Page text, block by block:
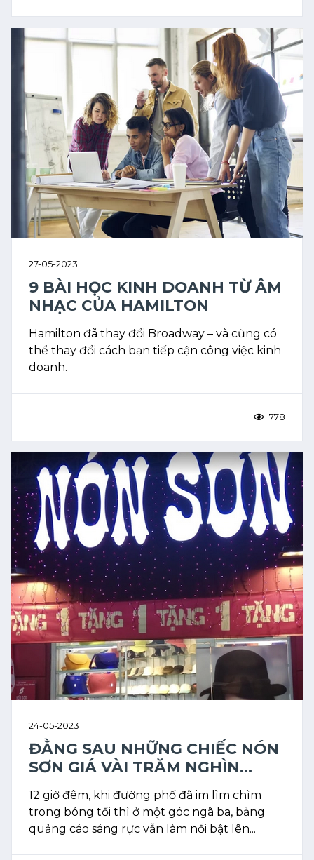
27-05-2023
9 BÀI HỌC KINH DOANH TỪ ÂM
NHẠC CỦA HAMILTON
Hamilton đã thay đổi Broadway – và cũng có
thể thay đổi cách bạn tiếp cận công việc kinh
doanh.
778
24-05-2023
ĐẰNG SAU NHỮNG CHIẾC NÓN
SƠN GIÁ VÀI TRĂM NGHÌN...
12 giờ đêm, khi đường phố đã im lìm chìm
trong bóng tối thì ở một góc ngã ba, bảng
quảng cáo sáng rực vẫn làm nổi bật lên...